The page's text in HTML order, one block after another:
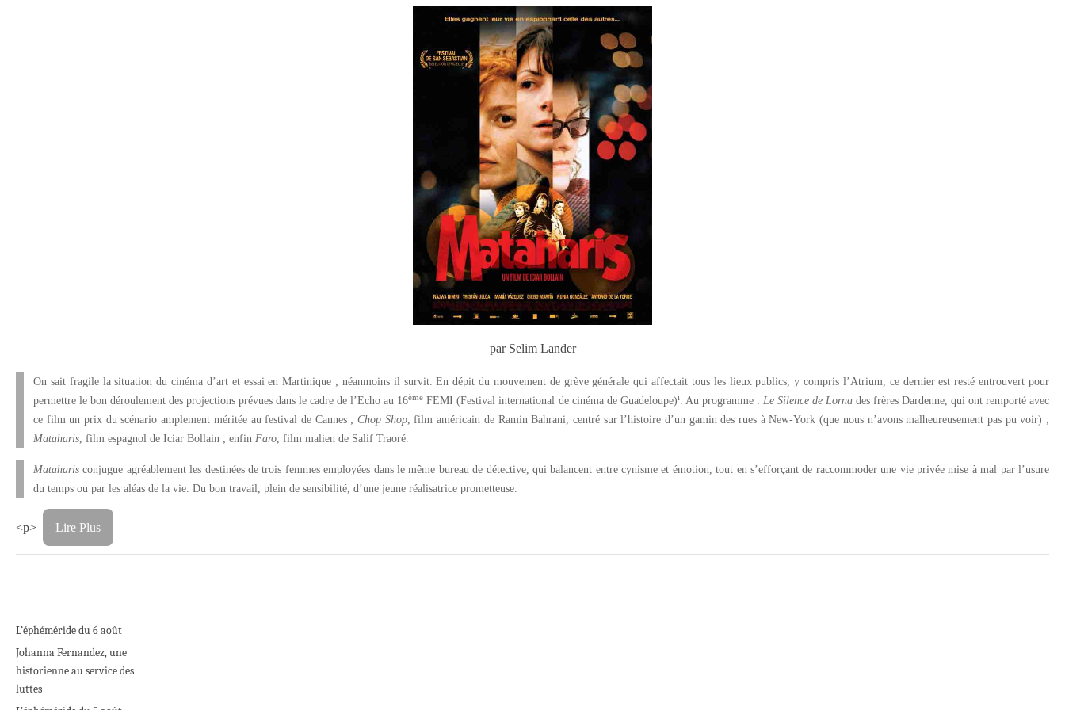
par Selim Lander
On sait fragile la situation du cinéma d’art et essai en Martinique ; néanmoins il survit. En dépit du mouvement de grève générale qui affectait tous les lieux publics, y compris l’Atrium, ce dernier est resté entrouvert pour
permettre le bon déroulement des projections prévues dans le cadre de l’Echo au 16ème FEMI (Festival international de cinéma de Guadeloupe)i. Au programme : Le Silence de Lornades frères Dardenne, qui ont remporté avec
ce film un prix du scénario amplement méritée au festival de Cannes ;Chop Shop, film américain de Ramin Bahrani, centré sur l’histoire d’un gamin des rues à New-York (que nous n’avons malheureusement pas pu voir) ;
Mataharis, film espagnol de Iciar Bollain ; enfin Faro, film malien de Salif Traoré.
Mataharis conjugue agréablement les destinées de trois femmes employées dans le même bureau de détective, qui balancent entre cynisme et émotion, tout en s’efforçant de raccommoder une vie privée mise à mal par l’usure
du temps ou par les aléas de la vie. Du bon travail, plein de sensibilité, d’une jeune réalisatrice prometteuse.
<p> Lire Plus
L’éphéméride du 6 août
Johanna Fernandez, une
historienne au service des
luttes